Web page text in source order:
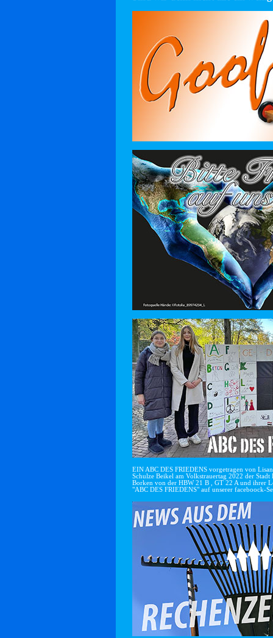
EIN ABC DES FRIEDENS vorgetragen von
Schulze Beikel am Volkstrauertag 2022 der
Borken von der HBW 21 B , GT 22 A und ihrer
"ABC DES FRIEDENS" auf unserer faceboock-